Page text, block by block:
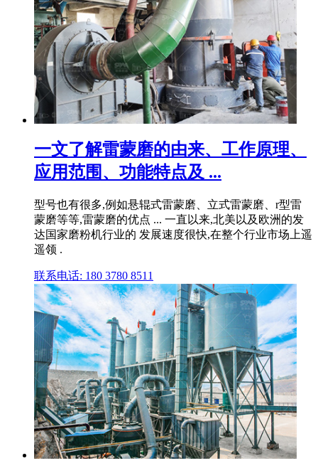
一文了解雷蒙磨的由来、工作原理、
应用范围、功能特点及 ...
型号也有很多,例如悬辊式雷蒙磨、立式雷蒙磨、r型雷
蒙磨等等,雷蒙磨的优点 ... 一直以来,北美以及欧洲的发
达国家磨粉机行业的 发展速度很快,在整个行业市场上遥
遥领 .
联系电话: 180 3780 8511